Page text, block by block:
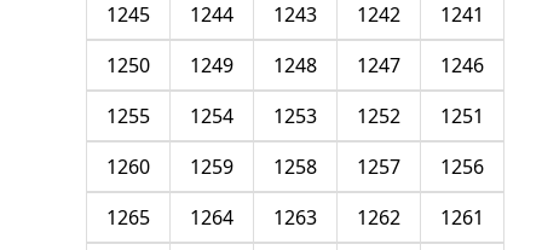
1241
1242
1243
1244
1245
1246
1247
1248
1249
1250
1251
1252
1253
1254
1255
1256
1257
1258
1259
1260
1261
1262
1263
1264
1265